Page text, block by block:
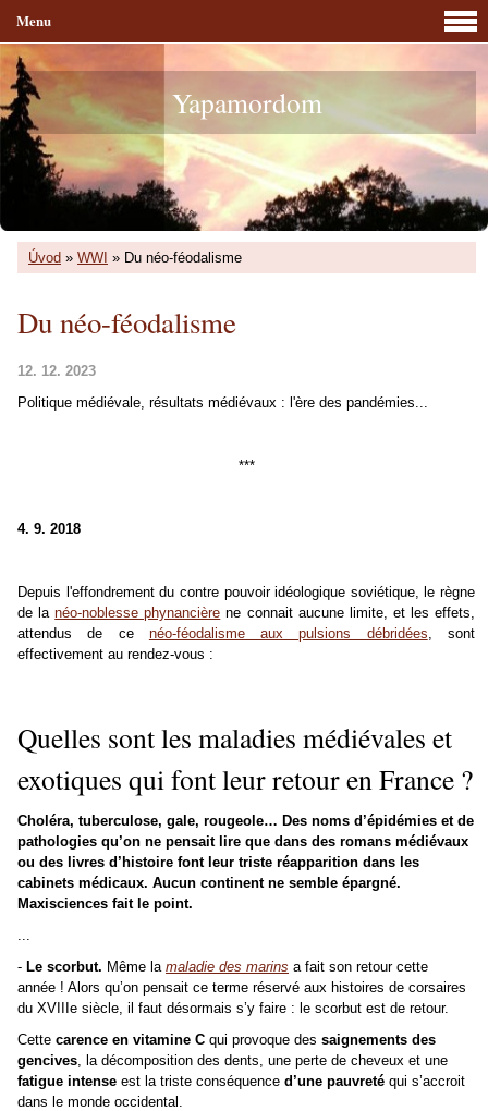
Yapamordom
Úvod » WWI » Du néo-féodalisme
Du néo-féodalisme
12. 12. 2023
Politique médiévale, résultats médiévaux : l'ère des pandémies...
***
4. 9. 2018
Depuis l'effondrement du contre pouvoir idéologique soviétique, le règne
de lanéo-noblesse phynancière ne connait aucune limite, et les effets,
attendus de ce néo-féodalisme aux pulsions débridées, sont
effectivement au rendez-vous :
Quelles sont les maladies médiévales et
exotiques qui font leur retour en France ?
Choléra, tuberculose, gale, rougeole… Des noms d’épidémies et de
pathologies qu’on ne pensait lire que dans des romans médiévaux
ou des livres d’histoire font leur triste réapparition dans les
cabinets médicaux. Aucun continent ne semble épargné.
Maxisciences fait le point.
...
- Le scorbut. Même la maladie des marins a fait son retour cette
année ! Alors qu’on pensait ce terme réservé aux histoires de corsaires
du XVIIIe siècle, il faut désormais s’y faire : le scorbut est de retour.
Cette carence en vitamine C qui provoque des saignements des
gencives, la décomposition des dents, une perte de cheveux et une
fatigue intense est la triste conséquence d’une pauvreté qui s’accroit
dans le monde occidental.
Menu